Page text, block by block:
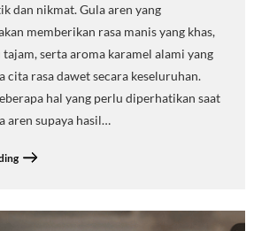
dan nikmat. Gula aren yang
memberikan rasa manis yang khas,
serta aroma karamel alami yang
cita rasa dawet secara keseluruhan.
hal yang perlu diperhatikan saat
aren supaya hasil…